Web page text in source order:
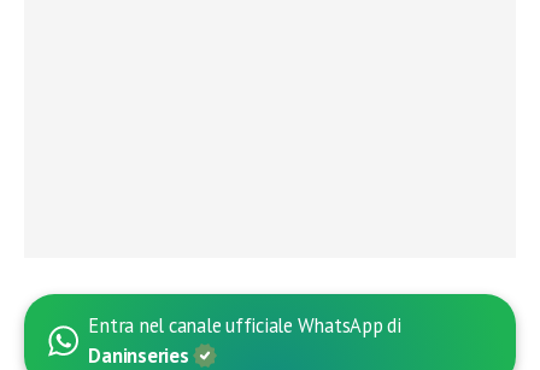
Entra nel canale ufficiale WhatsApp di
Daninseries